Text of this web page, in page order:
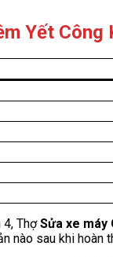
Yết Công
4, ThợSửa xe máy
nào sau khi hoàn